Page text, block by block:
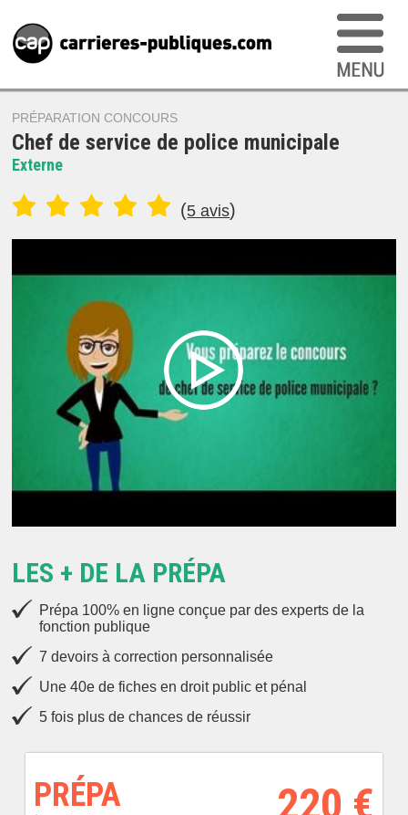
PRÉPARATION CONCOURS
Chef de service de police municipale
Externe
(5 avis)
LES + DE LA PRÉPA
Prépa 100% en ligne conçue par des experts de la
fonction publique
7 devoirs à correction personnalisée
Une 40e de fiches en droit public et pénal
5 fois plus de chances de réussir
PRÉPA